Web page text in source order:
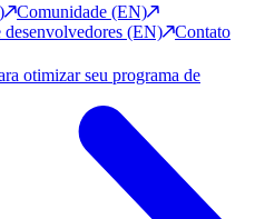
Comunidade (EN)
desenvolvedores (EN) Contato
otimizar seu programa de